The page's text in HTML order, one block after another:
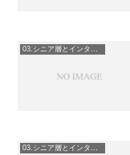
03.シニア層とインターネット